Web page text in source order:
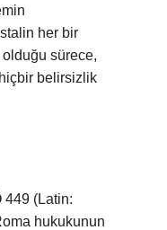
her bir
olduğu sürece,
belirsizlik
449 (Latin:
hukukunun